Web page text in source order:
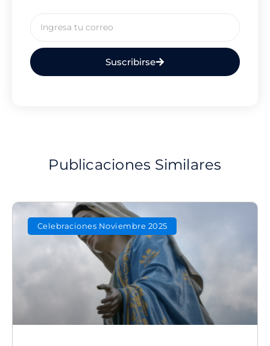
Suscribirse
Publicaciones Similares
Celebraciones Noviembre 2025